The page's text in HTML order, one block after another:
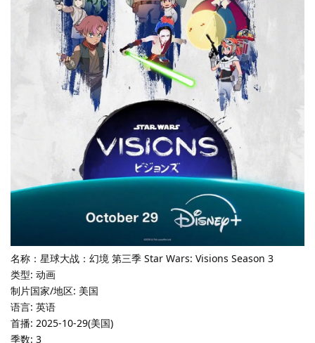
名称：星球大战：幻境 第三季 Star Wars: Visions Season 3
类型: 动画
制片国家/地区: 美国
语言: 英语
首播: 2025-10-29(美国)
季数: 3